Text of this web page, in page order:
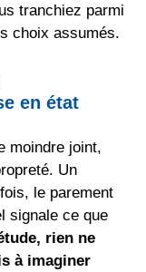
tranchiez parmi
choix assumés.
en état
moindre joint,
Un
le parement
signale ce que
rien ne
à imaginer